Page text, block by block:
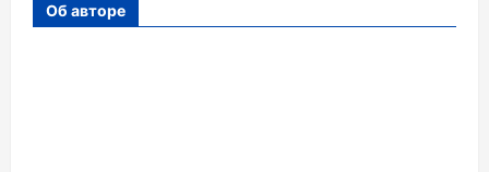
Об авторе